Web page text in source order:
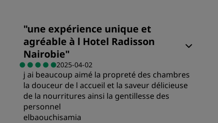
Emplacement
Propreté
Service
Qualité/prix
Literie
Emplacement
"une expérience unique et
agréable à l Hotel Radisson
Nairobie"
2025-04-02
j ai beaucoup aimé la propreté des chambres
la douceur de l accueil et la saveur délicieuse
de la nourritures ainsi la gentillesse des
personnel
elbaouchisamia